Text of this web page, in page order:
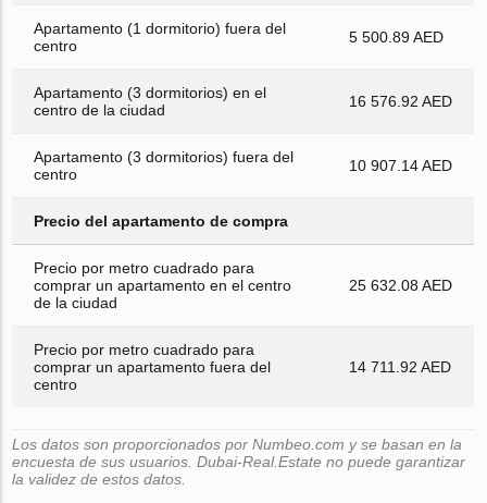
Apartamento (1 dormitorio) fuera del
centro
5 500.89 AED
Apartamento (3 dormitorios) en el
centro de la ciudad
16 576.92 AED
Apartamento (3 dormitorios) fuera del
centro
10 907.14 AED
Precio del apartamento de compra
Precio por metro cuadrado para
comprar un apartamento en el centro
de la ciudad
25 632.08 AED
Precio por metro cuadrado para
comprar un apartamento fuera del
centro
14 711.92 AED
Los datos son proporcionados por Numbeo.com y se basan en la
encuesta de sus usuarios. Dubai-Real.Estate no puede garantizar
la validez de estos datos.